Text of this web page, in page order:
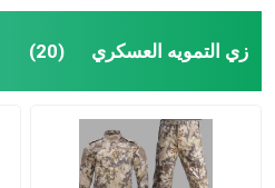
زي التمويه العسكري (20)